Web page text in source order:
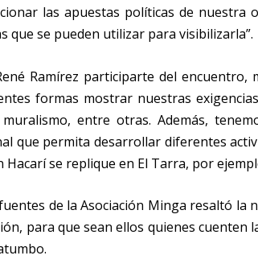
las apuestas políticas de nuestra
que se pueden utilizar para visibilizarla”.
Ramírez participarte del encuentro,
formas mostrar nuestras
entre otras. Además,
que permita desarrollar diferentes
Hacarí se replique en El Tarra, por
de la Asociación Minga resaltó la
para que sean ellos quienes cuenten